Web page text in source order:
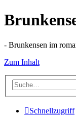
- Brunkensen im
Zum Inhalt
Schnellzugriff